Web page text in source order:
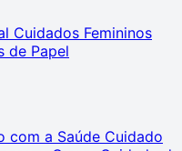
Cuidados Femininos
de Papel
com a Saúde Cuidado